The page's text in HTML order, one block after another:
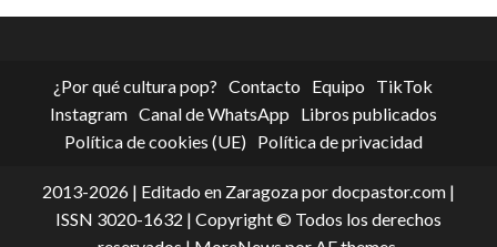
en
tesoro
¿Por qué cultura pop? Contacto Equipo
TikTok
Instagram Canal de WhatsApp
Libros publicados
Política de cookies (UE)
Política de privacidad
2013-2026 | Editado en Zaragoza por docpastor.com |
ISSN 3020-1632 | Copyright © Todos los derechos